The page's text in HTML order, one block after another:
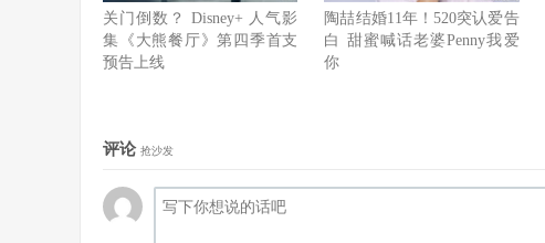
关门倒数？ Disney+ 人气影
集《大熊餐厅》第四季首支
预告上线
陶喆结婚11年！520突认爱告
白 甜蜜喊话老婆Penny我爱
你
评论 抢沙发